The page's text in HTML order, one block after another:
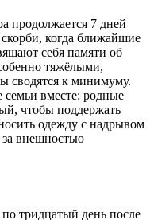
продолжается 7 дней
когда ближайшие
себя памяти об
тяжёлыми,
сводятся к минимуму.
вместе: родные
чтобы поддержать
одежду с надрывом
за внешностью
тридцатый день после